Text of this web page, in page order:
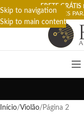
Skip to navigation
Skip to main content
FRETE GRÁTIS
RESTRIÇÕES
Início Violão Página 2